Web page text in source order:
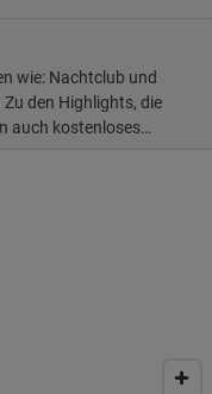
wie: Nachtclub und
den Highlights, die
auch kostenloses
Businesscenter,